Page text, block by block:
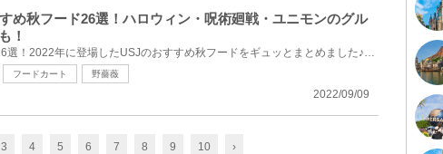
め秋フード26選！ハロウィン・呪術廻戦・ユニモンのグル
！
USJのおすすめ秋フード26選！2022年に登場したUSJのおすすめ秋フードをギュッとまとめました♪USJではハ...
フードカート 野薔薇
2022/09/09
3 4 5 6 7 8 9 10 ›